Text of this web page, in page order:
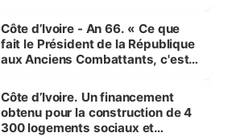
Côte d’Ivoire - An 66. « Ce que
fait le Président de la République
aux Anciens Combattants, c'est
Côte d’Ivoire. Un financement
obtenu pour la construction de 4
300 logements sociaux et